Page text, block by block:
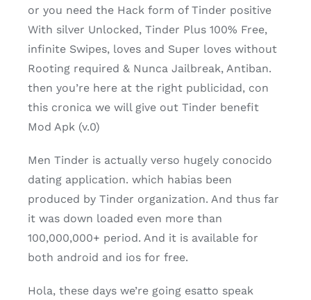
or you need the Hack form of Tinder positive
With silver Unlocked, Tinder Plus 100% Free,
infinite Swipes, loves and Super loves without
Rooting required & Nunca Jailbreak, Antiban.
then you’re here at the right publicidad, con
this cronica we will give out Tinder benefit
Mod Apk (v.0)
Men Tinder is actually verso hugely conocido
dating application. which habias been
produced by Tinder organization. And thus far
it was down loaded even more than
100,000,000+ period. And it is available for
both android and ios for free.
Hola, these days we’re going esatto speak